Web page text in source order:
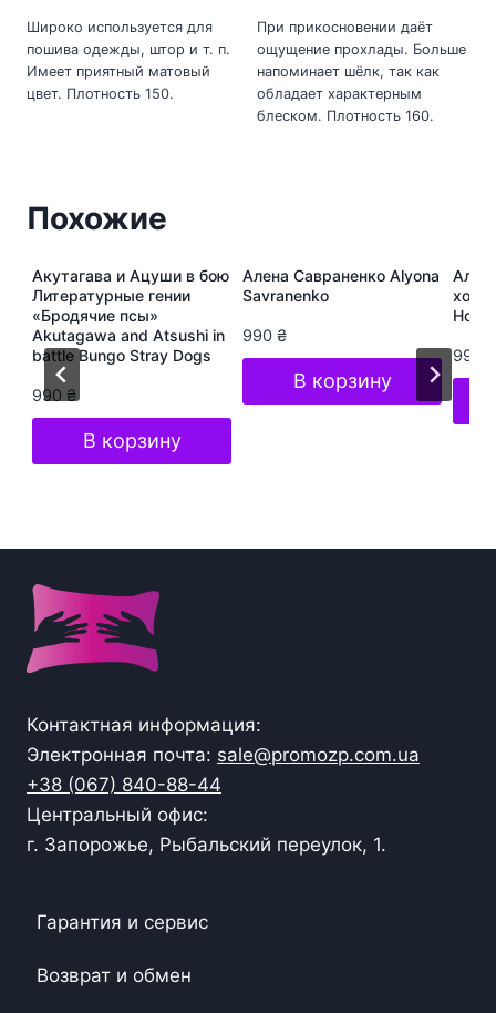
Широко используется для
пошива одежды, штор и т. п.
Имеет приятный матовый
цвет. Плотность 150.
При прикосновении даёт
ощущение прохлады. Больше
напоминает шёлк, так как
обладает характерным
блеском. Плотность 160.
Похожие
Акутагава и Ацуши в бою
Литературные гении
«Бродячие псы»
Akutagawa and Atsushi in
battle Bungo Stray Dogs
990 ₴
В корзину
Алена Савраненко Alyona
Savranenko
990 ₴
В корзину
хоп
Hop
990
Контактная информация:
Электронная почта: sale@promozp.com.ua
+38 (067) 840-88-44
Центральный офис:
г. Запорожье, Рыбальский переулок, 1.
Гарантия и сервис
Возврат и обмен